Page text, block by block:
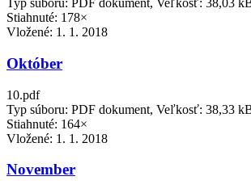
Typ súboru: PDF dokument, Veľkosť: 38,03
Stiahnuté: 178×
Vložené: 1. 1. 2018
Október
10.pdf
Typ súboru: PDF dokument, Veľkosť: 38,33
Stiahnuté: 164×
Vložené: 1. 1. 2018
November